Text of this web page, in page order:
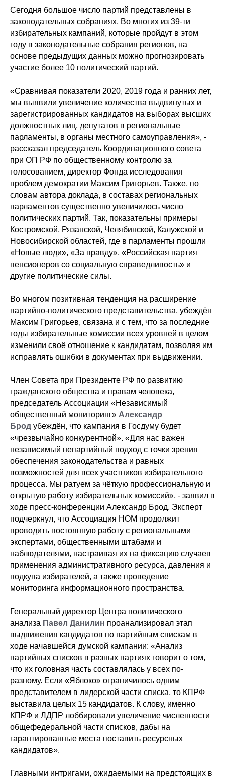
Сегодня большое число партий представлены в
законодательных собраниях. Во многих из 39-ти
избирательных кампаний, которые пройдут в этом
году в законодательные собрания регионов, на
основе предыдущих данных можно прогнозировать
участие более 10 политический партий.
«Сравнивая показатели 2020, 2019 года и ранних лет,
мы выявили увеличение количества выдвинутых и
зарегистрированных кандидатов на выборах высших
должностных лиц, депутатов в региональные
парламенты, в органы местного самоуправления», -
рассказал председатель Координационного совета
при ОП РФ по общественному контролю за
голосованием, директор Фонда исследования
проблем демократии Максим Григорьев. Также, по
словам автора доклада, в составах региональных
парламентов существенно увеличилось число
политических партий. Так, показательны примеры
Костромской, Рязанской, Челябинской, Калужской и
Новосибирской областей, где в парламенты прошли
«Новые люди», «За правду», «Российская партия
пенсионеров со социальную справедливость» и
другие политические силы.
Во многом позитивная тенденция на расширение
партийно-политического представительства, убеждён
Максим Григорьев, связана и с тем, что за последние
годы избирательные комиссии всех уровней в целом
изменили своё отношение к кандидатам, позволяя им
исправлять ошибки в документах при выдвижении.
Член Совета при Президенте РФ по развитию
гражданского общества и правам человека,
председатель Ассоциации «Независимый
общественный мониторинг» Александр
Брод убеждён, что кампания в Госдуму будет
«чрезвычайно конкурентной». «Для нас важен
независимый непартийный подход с точки зрения
обеспечения законодательства и равных
возможностей для всех участников избирательного
процесса. Мы ратуем за чёткую профессиональную и
открытую работу избирательных комиссий», - заявил в
ходе пресс-конференции Александр Брод. Эксперт
подчеркнул, что Ассоциация НОМ продолжит
проводить постоянную работу с региональными
экспертами, общественными штабами и
наблюдателями, настраивая их на фиксацию случаев
применения административного ресурса, давления и
подкупа избирателей, а также проведение
мониторинга информационного пространства.
Генеральный директор Центра политического
анализа Павел Данилин проанализировал этап
выдвижения кандидатов по партийным спискам в
ходе начавшейся думской кампании: «Анализ
партийных списков в разных партиях говорит о том,
что их головная часть составлялась у всех по-
разному. Если «Яблоко» ограничилось одним
представителем в лидерской части списка, то КПРФ
выставила целых 15 кандидатов. К слову, именно
КПРФ и ЛДПР лоббировали увеличение численности
общефедеральной части списков, дабы на
гарантированные места поставить ресурсных
кандидатов».
Главными интригами, ожидаемыми на предстоящих в